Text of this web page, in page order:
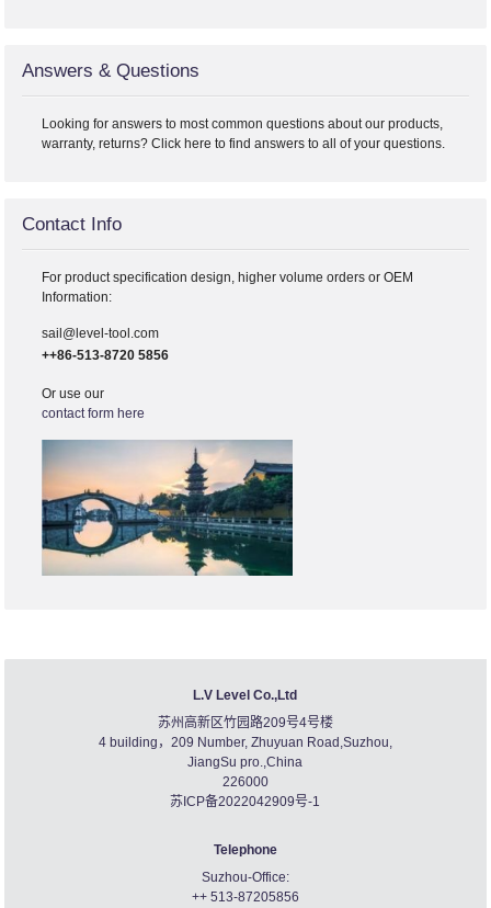
Answers & Questions
Looking for answers to most common questions about our products,
warranty, returns? Click here to find answers to all of your questions.
Contact Info
For product specification design, higher volume orders or OEM
Information:
sail@level-tool.com
++86-513-8720 5856
Or use our
contact form here
L.V Level Co.,Ltd
苏州高新区竹园路209号4号楼
4 building，209 Number, Zhuyuan Road,Suzhou,
JiangSu pro.,China
226000
苏ICP备2022042909号-1
Telephone
Suzhou-Office:
++ 513-87205856